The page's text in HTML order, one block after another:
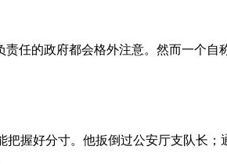
任的政府都会格外注意。然而一个
握好分寸。他扳倒过公安厅支队长